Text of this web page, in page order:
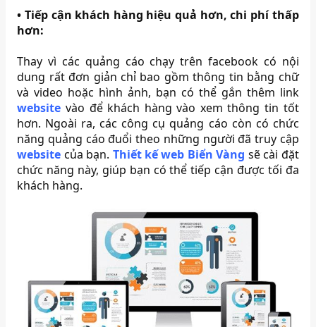
• Tiếp cận khách hàng hiệu quả hơn, chi phí thấp
hơn:
Thay vì các quảng cáo chạy trên facebook có nội
dung rất đơn giản chỉ bao gồm thông tin bằng chữ
và video hoặc hình ảnh, bạn có thể gắn thêm link
website vào để khách hàng vào xem thông tin tốt
hơn. Ngoài ra, các công cụ quảng cáo còn có chức
năng quảng cáo đuổi theo những người đã truy cập
website của bạn. Thiết kế web Biển Vàng sẽ cài đặt
chức năng này, giúp bạn có thể tiếp cận được tối đa
khách hàng.